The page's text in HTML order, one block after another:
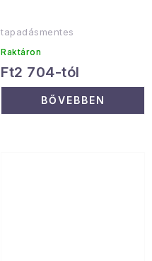
tapadásmentes
Raktáron
Ft2 704-tól
BŐVEBBEN